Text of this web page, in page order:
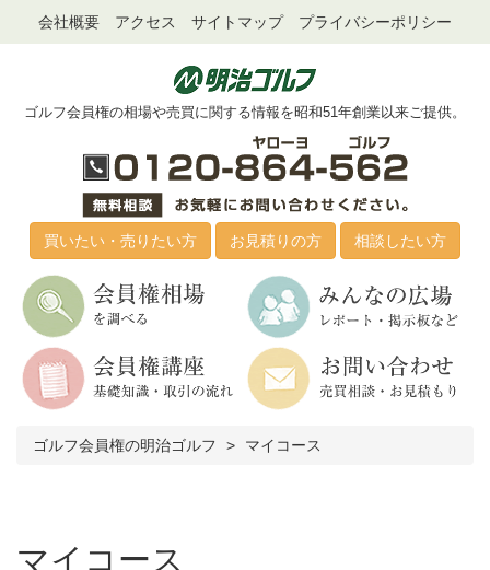
会社概要 アクセス サイトマップ プライバシーポリシー
ゴルフ会員権の相場や売買に関する情報を昭和51年創業以来ご提供。
買いたい・売りたい方 お見積りの方 相談したい方
ゴルフ会員権の明治ゴルフ マイコース
マイコース